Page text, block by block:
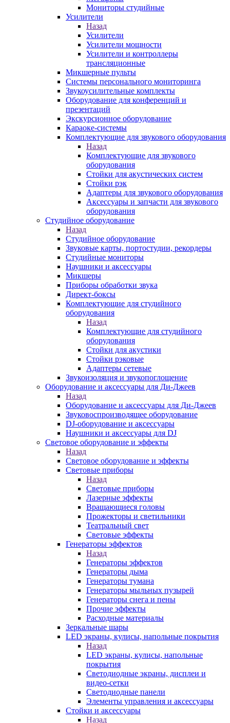
Мониторы студийные
Усилители
Назад
Усилители
Усилители мощности
Усилители и контроллеры
трансляционные
Микшерные пульты
Системы персонального мониторинга
Звукоусилительные комплекты
Оборудование для конференций и
презентаций
Экскурсионное оборудование
Караоке-системы
Комплектующие для звукового оборудования
Назад
Комплектующие для звукового
оборудования
Стойки для акустических систем
Стойки рэк
Адаптеры для звукового оборудования
Аксессуары и запчасти для звукового
оборудования
Студийное оборудование
Назад
Студийное оборудование
Звуковые карты, портостудии, рекордеры
Студийные мониторы
Наушники и аксессуары
Микшеры
Приборы обработки звука
Директ-боксы
Комплектующие для студийного
оборудования
Назад
Комплектующие для студийного
оборудования
Стойки для акустики
Стойки рэковые
Адаптеры сетевые
Звукоизоляция и звукопоглощение
Оборудование и аксессуары для Ди-Джеев
Назад
Оборудование и аксессуары для Ди-Джеев
Звуковоспроизводящее оборудование
DJ-оборудование и аксессуары
Наушники и аксессуары для DJ
Световое оборудование и эффекты
Назад
Световое оборудование и эффекты
Световые приборы
Назад
Световые приборы
Лазерные эффекты
Вращающиеся головы
Прожекторы и светильники
Театральный свет
Световые эффекты
Генераторы эффектов
Назад
Генераторы эффектов
Генераторы дыма
Генераторы тумана
Генераторы мыльных пузырей
Генераторы снега и пены
Прочие эффекты
Расходные материалы
Зеркальные шары
LED экраны, кулисы, напольные покрытия
Назад
LED экраны, кулисы, напольные
покрытия
Светодиодные экраны, дисплеи и
видео-сетки
Светодиодные панели
Элементы управления и аксессуары
Стойки и аксессуары
Назад